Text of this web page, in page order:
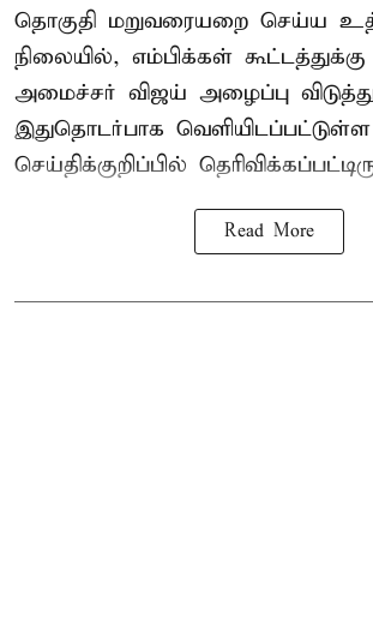
தொகுதி மறுவரையறை செய்ய
நிலையில், எம்பிக்கள்
அமைச்சர் விஜய் அழைப்பு
இதுதொடர்பாக வெளியிடப்பட்டுள்ள
செய்திக்குறிப்பில்
Read More